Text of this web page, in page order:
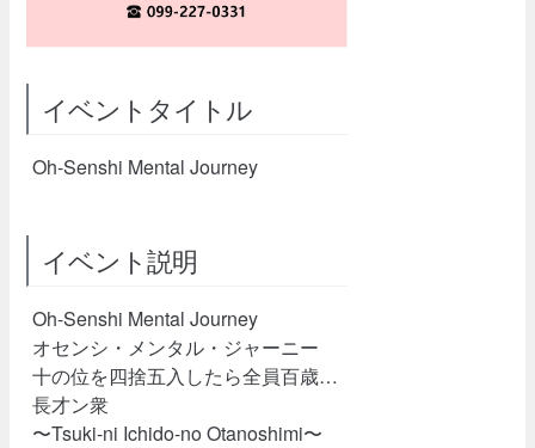
イベントタイトル
Oh-Senshi Mental Journey
イベント説明
Oh-Senshi Mental Journey
オセンシ・メンタル・ジャーニー
十の位を四捨五入したら全員百歳…
長才ン衆
〜Tsuki-ni Ichido-no Otanoshimi〜